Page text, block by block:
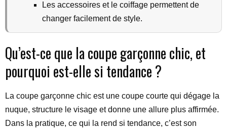
Les accessoires et le coiffage permettent de
changer facilement de style.
Qu’est-ce que la coupe garçonne chic, et
pourquoi est-elle si tendance ?
La coupe garçonne chic est une coupe courte qui dégage la
nuque, structure le visage et donne une allure plus affirmée.
Dans la pratique, ce qui la rend si tendance, c’est son